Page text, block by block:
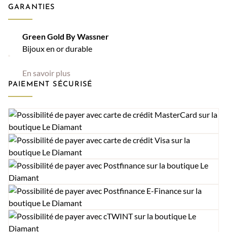
GARANTIES
Green Gold By Wassner
Bijoux en or durable
En savoir plus
PAIEMENT SÉCURISÉ